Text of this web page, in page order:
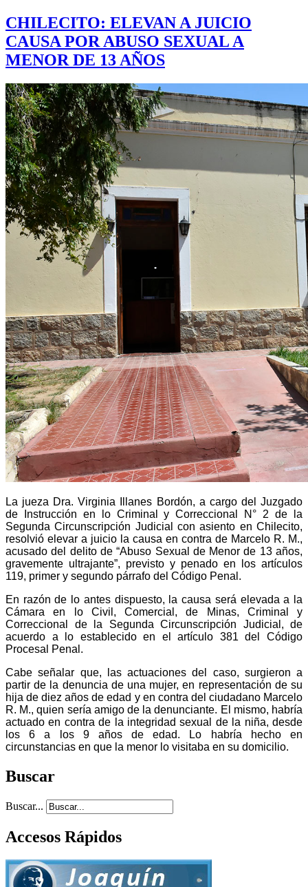
CHILECITO: ELEVAN A JUICIO
CAUSA POR ABUSO SEXUAL A
MENOR DE 13 AÑOS
La jueza Dra. Virginia Illanes Bordón, a cargo del Juzgado
de Instrucción en lo Criminal y Correccional N° 2 de la
Segunda Circunscripción Judicial con asiento en Chilecito,
resolvió elevar a juicio la causa en contra de Marcelo R. M.,
acusado del delito de “Abuso Sexual de Menor de 13 años,
gravemente ultrajante”, previsto y penado en los artículos
119, primer y segundo párrafo del Código Penal.
En razón de lo antes dispuesto, la causa será elevada a la
Cámara en lo Civil, Comercial, de Minas, Criminal y
Correccional de la Segunda Circunscripción Judicial, de
acuerdo a lo establecido en el artículo 381 del Código
Procesal Penal.
Cabe señalar que, las actuaciones del caso, surgieron a
partir de la denuncia de una mujer, en representación de su
hija de diez años de edad y en contra del ciudadano Marcelo
R. M., quien sería amigo de la denunciante. El mismo, habría
actuado en contra de la integridad sexual de la niña, desde
los 6 a los 9 años de edad. Lo habría hecho en
circunstancias en que la menor lo visitaba en su domicilio.
Buscar
Buscar...
Accesos Rápidos